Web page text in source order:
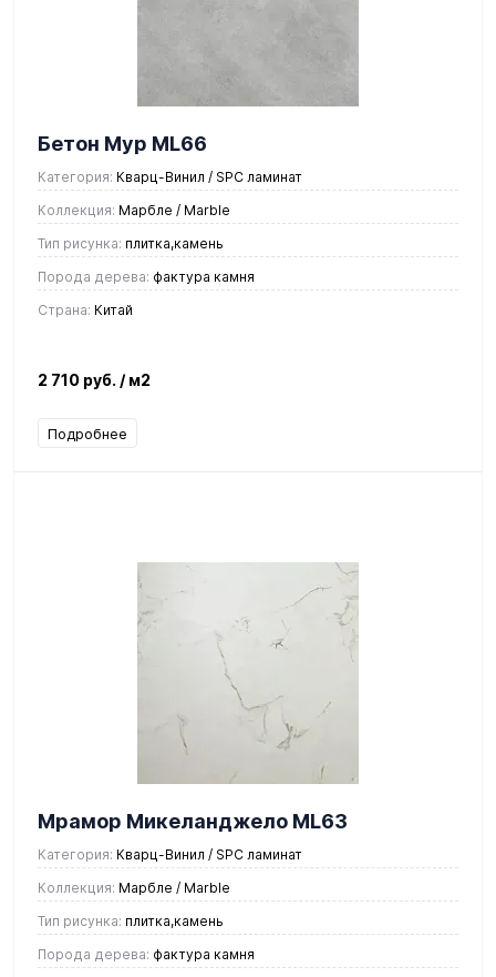
Бетон Мур ML66
Категория: Кварц-Винил / SPC ламинат
Коллекция: Марбле / Marble
Тип рисунка: плитка,камень
Порода дерева: фактура камня
Страна: Китай
2 710 руб. / м2
Подробнее
Мрамор Микеланджело ML63
Категория: Кварц-Винил / SPC ламинат
Коллекция: Марбле / Marble
Тип рисунка: плитка,камень
Порода дерева: фактура камня